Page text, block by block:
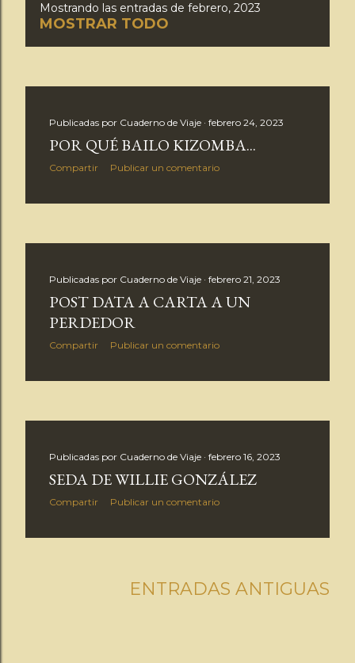
t
d
Mostrando las entradas de febrero, 2023
MOSTRAR TODO
Publicadas por Cuaderno de Viaje febrero 24, 2023
POR QUÉ BAILO KIZOMBA...
Compartir Publicar un comentario
Publicadas por Cuaderno de Viaje febrero 21, 2023
POST DATA A CARTA A UN
PERDEDOR
Compartir Publicar un comentario
Publicadas por Cuaderno de Viaje febrero 16, 2023
SEDA DE WILLIE GONZÁLEZ
Compartir Publicar un comentario
ENTRADAS ANTIGUAS